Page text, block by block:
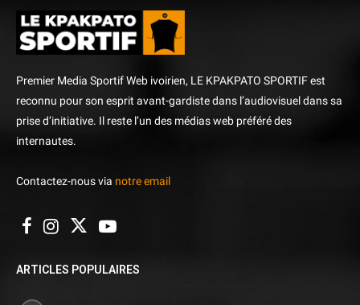
Premier Media Sportif Web ivoirien, LE KPAKPATO SPORTIF est
reconnu pour son esprit avant-gardiste dans l’audiovisuel dans sa
prise d’initiative. Il reste l’un des médias web préféré des
internautes.
Contactez-nous via notre email
ARTICLES POPULAIRES